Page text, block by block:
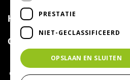
Handig
Openingstijden
© Tuincentrum Bodenstaff 2022
PRESTATIE
NIET-GECLASSIFICEERD
OPSLAAN EN SLUITEN